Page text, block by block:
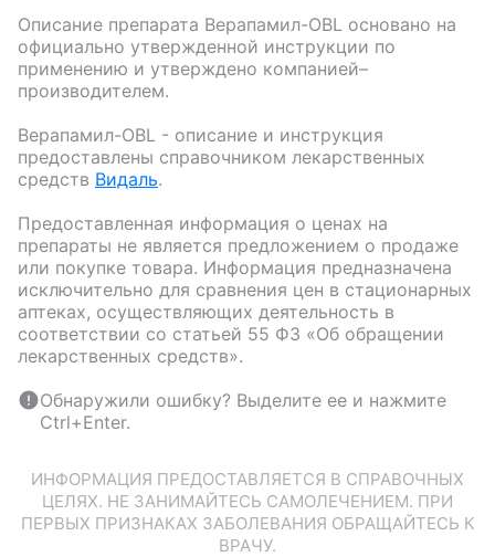
Описание препарата Верапамил-OBL основано на
официально утвержденной инструкции по
применению и утверждено компанией–
производителем.
Верапамил-OBL - описание и инструкция
предоставлены справочником лекарственных
средств Видаль.
Предоставленная информация о ценах на
препараты не является предложением о продаже
или покупке товара. Информация предназначена
исключительно для сравнения цен в стационарных
аптеках, осуществляющих деятельность в
соответствии со статьей 55 ФЗ «Об обращении
лекарственных средств».
Обнаружили ошибку? Выделите ее и нажмите
Ctrl+Enter.
ИНФОРМАЦИЯ ПРЕДОСТАВЛЯЕТСЯ В СПРАВОЧНЫХ
ЦЕЛЯХ. НЕ ЗАНИМАЙТЕСЬ САМОЛЕЧЕНИЕМ. ПРИ
ПЕРВЫХ ПРИЗНАКАХ ЗАБОЛЕВАНИЯ ОБРАЩАЙТЕСЬ К
ВРАЧУ.